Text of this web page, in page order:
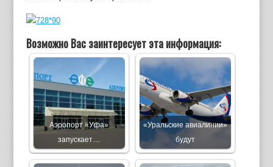
Возможно Вас заинтересует эта информация:
Аэропорт «Уфа»
запускает…
«Уральские авиалинии»
будут